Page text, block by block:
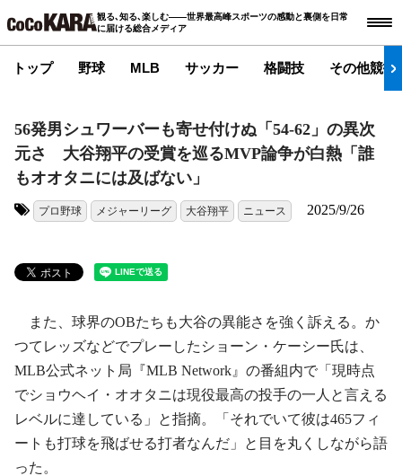
観る､知る､楽しむ――世界最高峰スポーツの感動と裏側を日常
に届ける総合メディア
トップ 野球 MLB サッカー 格闘技 その他競技
56発男シュワーバーも寄せ付けぬ「54-62」の異次
元さ 大谷翔平の受賞を巡るMVP論争が白熱「誰
もオオタニには及ばない」
プロ野球 メジャーリーグ 大谷翔平 ニュース 2025/9/26
また、球界のOBたちも大谷の異能さを強く訴える。か
つてレッズなどでプレーしたショーン・ケーシー氏は、
MLB公式ネット局『MLB Network』の番組内で「現時点
でショウヘイ・オオタニは現役最高の投手の一人と言える
レベルに達している」と指摘。「それでいて彼は465フィ
ートも打球を飛ばせる打者なんだ」と目を丸くしながら語
った。